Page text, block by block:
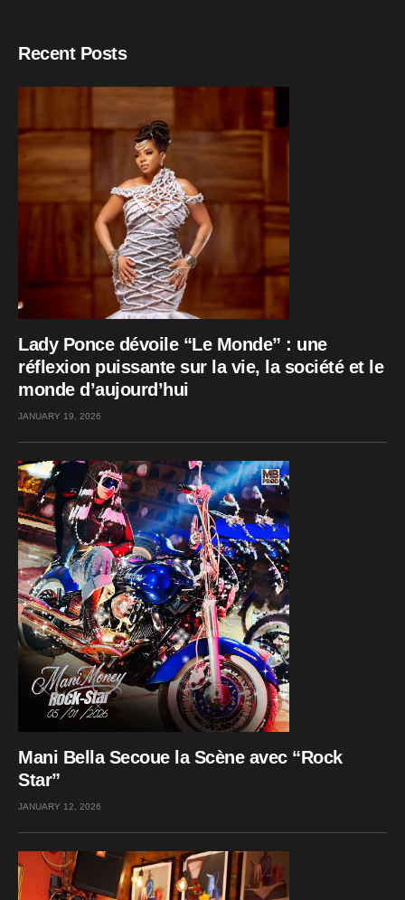
Recent Posts
Lady Ponce dévoile “Le Monde” : une
réflexion puissante sur la vie, la société et le
monde d’aujourd’hui
JANUARY 19, 2026
Mani Bella Secoue la Scène avec “Rock
Star”
JANUARY 12, 2026